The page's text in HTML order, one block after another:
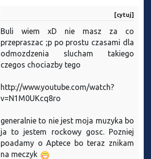
[cytuj]
Buli wiem xD nie masz za co
przepraszac ;p po prostu czasami dla
odmozdzenia slucham takiego
czegos chociazby tego
http://www.youtube.com/watch?
v=N1M0UKcq8ro
generalnie to nie jest moja muzyka bo
ja to jestem rockowy gosc. Pozniej
poadamy o Aptece bo teraz znikam
na meczyk